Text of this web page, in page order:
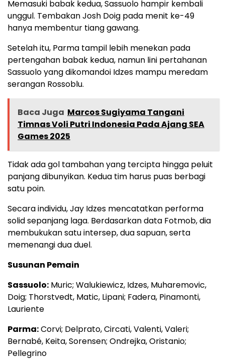
Memasuki babak kedua, Sassuolo hampir kembali
unggul. Tembakan Josh Doig pada menit ke-49
hanya membentur tiang gawang.
Setelah itu, Parma tampil lebih menekan pada
pertengahan babak kedua, namun lini pertahanan
Sassuolo yang dikomandoi Idzes mampu meredam
serangan Rossoblu.
Baca Juga Marcos Sugiyama Tangani
Timnas Voli Putri Indonesia Pada Ajang SEA
Games 2025
Tidak ada gol tambahan yang tercipta hingga peluit
panjang dibunyikan. Kedua tim harus puas berbagi
satu poin.
Secara individu, Jay Idzes mencatatkan performa
solid sepanjang laga. Berdasarkan data Fotmob, dia
membukukan satu intersep, dua sapuan, serta
memenangi dua duel.
Susunan Pemain
Sassuolo: Muric; Walukiewicz, Idzes, Muharemovic,
Doig; Thorstvedt, Matic, Lipani; Fadera, Pinamonti,
Lauriente
Parma:Corvi; Delprato, Circati, Valenti, Valeri;
Bernabé, Keita, Sorensen; Ondrejka, Oristanio;
Pellegrino